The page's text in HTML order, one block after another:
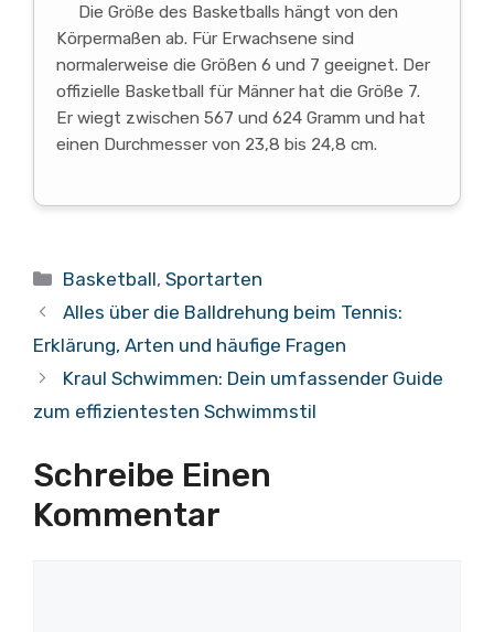
Die Größe des Basketballs hängt von den
Körpermaßen ab. Für Erwachsene sind
normalerweise die Größen 6 und 7 geeignet. Der
offizielle Basketball für Männer hat die Größe 7.
Er wiegt zwischen 567 und 624 Gramm und hat
einen Durchmesser von 23,8 bis 24,8 cm.
Kategorien
Basketball,Sportarten
Alles über die Balldrehung beim Tennis:
Erklärung, Arten und häufige Fragen
Kraul Schwimmen: Dein umfassender Guide
zum effizientesten Schwimmstil
Schreibe Einen
Kommentar